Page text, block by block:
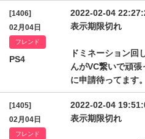
[1406]
02月04日
フレンド
PS4
2022-02-04
表示期限切れ
ドミネーション回
んがVC繋いで頑
に申請待ってます。
[1405]
02月04日
フレンド
2022-02-04
表示期限切れ